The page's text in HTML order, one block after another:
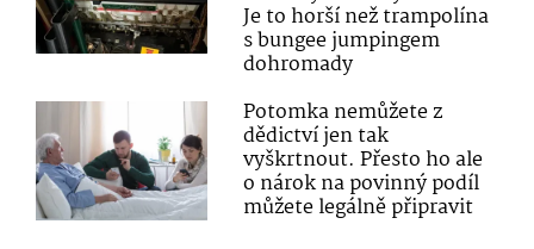
Je to horší než trampolína
s bungee jumpingem
dohromady
Potomka nemůžete z
dědictví jen tak
vyškrtnout. Přesto ho ale
o nárok na povinný podíl
můžete legálně připravit